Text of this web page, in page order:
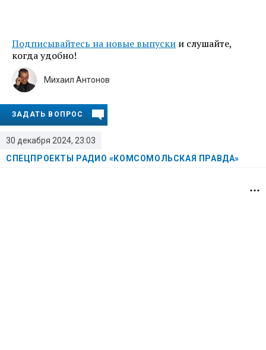
Подписывайтесь на новые выпуски и слушайте,
когда удобно!
30 декабря 2024, 23:03
СПЕЦПРОЕКТЫ РАДИО «КОМСОМОЛЬСКАЯ ПРАВДА»
Михаил Антонов
ЗАДАТЬ ВОПРОС